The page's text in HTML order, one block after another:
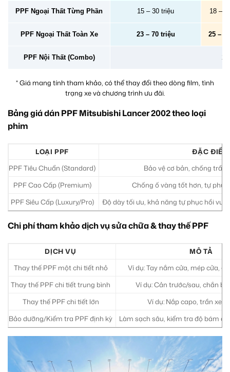
PPF Ngoại Thất Từng Phần 15 – 30 triệu 18 –
PPF Ngoại Thất Toàn Xe 23 – 70 triệu 25 –
PPF Nội Thất (Combo) 2
* Giá mang tính tham khảo, có thể thay đổi theo dòng film, tình
trạng xe và chương trình ưu đãi.
Bảng giá dán PPF Mitsubishi Lancer 2002 theo loại
phim
LOẠI PPF
ĐẶC ĐIỂM
PPF Tiêu Chuẩn (Standard)
Bảo vệ cơ bản, chống trầy
PPF Cao Cấp (Premium)
Chống ố vàng tốt hơn, tự
PPF Siêu Cấp (Luxury/Pro)
Độ dày tối ưu, khả năng tự phục hồi
Chi phí tham khảo dịch vụ sửa chữa & thay thế PPF
DỊCH VỤ
MÔ TẢ
Thay thế PPF một chi tiết nhỏ
Ví dụ: Tay nắm cửa, mép cửa,
Thay thế PPF chi tiết trung bình
Ví dụ: Cản trước/sau, chắn
Thay thế PPF chi tiết lớn
Ví dụ: Nắp capo, trần xe,
Bảo dưỡng/Kiểm tra PPF định kỳ
Làm sạch sâu, kiểm tra độ bám